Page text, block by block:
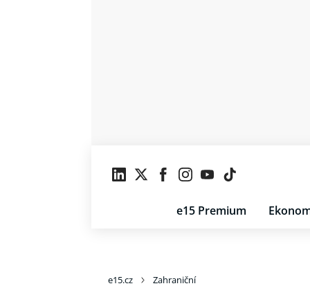
e15 Premium
e15.cz Zahraniční